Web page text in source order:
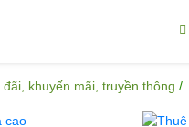
đãi, khuyến mãi, truyền thông